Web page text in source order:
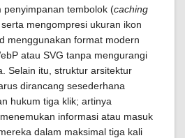
penyimpanan tembolok (caching
mengompresi ukuran ikon
menggunakan format modern
atau SVG tanpa mengurangi
Selain itu, struktur arsitektur
dirancang sesederhana
hukum tiga klik; artinya
informasi atau masuk
dalam maksimal tiga kali